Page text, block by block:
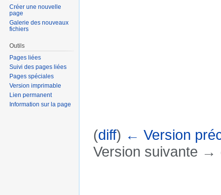
(diff) ← Version
Version suivante →
Créer une nouvelle
page
Galerie des nouveaux
fichiers
Outils
Pages liées
Suivi des pages liées
Pages spéciales
Version imprimable
Lien permanent
Information sur la page